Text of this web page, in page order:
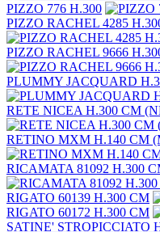
PIZZO 776 H.300
PIZZO RACHEL 4285
PIZZO RACHEL 9666
PLUMMY JACQUARD
RETE NICEA H.300 CM
RETINO MXM H.140 CM
RICAMATA 81092 H.300
RIGATO 60139 H.300 CM
RIGATO 60172 H.300 CM
SATINE' STROPICCIATO